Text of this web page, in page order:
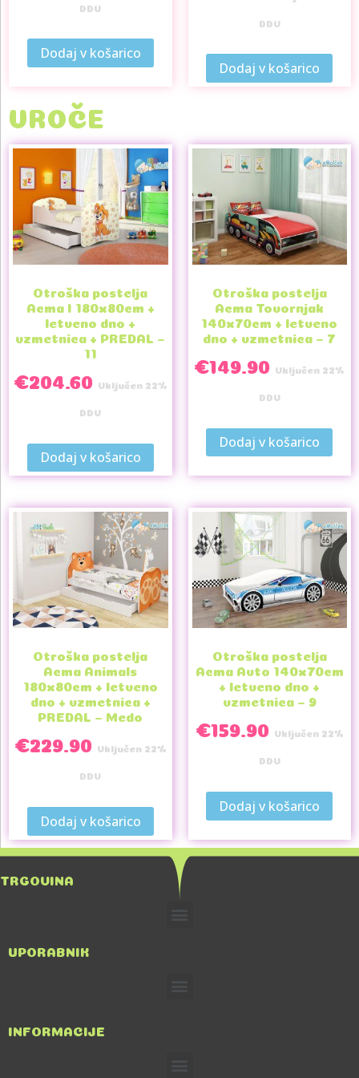
DDV
Dodaj v košarico
DDV
Dodaj v košarico
VROČE
Otroška postelja
Acma I 180x80cm +
letveno dno +
vzmetnica + PREDAL –
11
€204.60 Vključen 22%
DDV
Dodaj v košarico
Otroška postelja
Acma Tovornjak
140x70cm + letveno
dno + vzmetnica – 7
€149.90 Vključen 22%
DDV
Dodaj v košarico
Otroška postelja
Acma Animals
180x80cm + letveno
dno + vzmetnica +
PREDAL – Medo
€229.90 Vključen 22%
DDV
Dodaj v košarico
Otroška postelja
Acma Avto 140x70cm
+ letveno dno +
vzmetnica – 9
€159.90 Vključen 22%
DDV
Dodaj v košarico
TRGOVINA
UPORABNIK
INFORMACIJE